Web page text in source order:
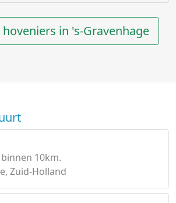
in 's-Gravenhage
10km.
Zuid-Holland